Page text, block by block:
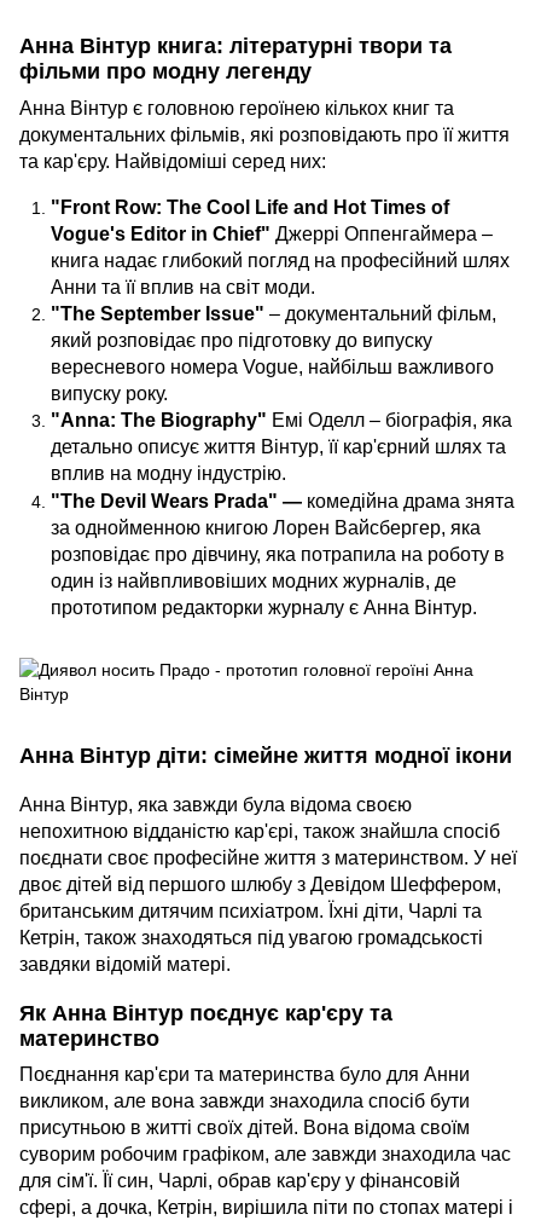
Анна Вінтур книга: літературні твори та
фільми про модну легенду
Анна Вінтур є головною героїнею кількох книг та
документальних фільмів, які розповідають про її життя
та кар'єру. Найвідоміші серед них:
"Front Row: The Cool Life and Hot Times of
Vogue's Editor in Chief" Джеррі Оппенгаймера –
книга надає глибокий погляд на професійний шлях
Анни та її вплив на світ моди.
"The September Issue" – документальний фільм,
який розповідає про підготовку до випуску
вересневого номера Vogue, найбільш важливого
випуску року.
"Anna: The Biography" Емі Оделл – біографія, яка
детально описує життя Вінтур, її кар'єрний шлях та
вплив на модну індустрію.
"The Devil Wears Prada" — комедійна драма знята
за однойменною книгою Лорен Вайсбергер, яка
розповідає про дівчину, яка потрапила на роботу в
один із найвпливовіших модних журналів, де
прототипом редакторки журналу є Анна Вінтур.
Анна Вінтур діти: сімейне життя модної ікони
Анна Вінтур, яка завжди була відома своєю
непохитною відданістю кар'єрі, також знайшла спосіб
поєднати своє професійне життя з материнством. У неї
двоє дітей від першого шлюбу з Девідом Шеффером,
британським дитячим психіатром. Їхні діти, Чарлі та
Кетрін, також знаходяться під увагою громадськості
завдяки відомій матері.
Як Анна Вінтур поєднує кар'єру та
материнство
Поєднання кар'єри та материнства було для Анни
викликом, але вона завжди знаходила спосіб бути
присутньою в житті своїх дітей. Вона відома своїм
суворим робочим графіком, але завжди знаходила час
для сім'ї. Її син, Чарлі, обрав кар'єру у фінансовій
сфері, а дочка, Кетрін, вирішила піти по стопах матері і